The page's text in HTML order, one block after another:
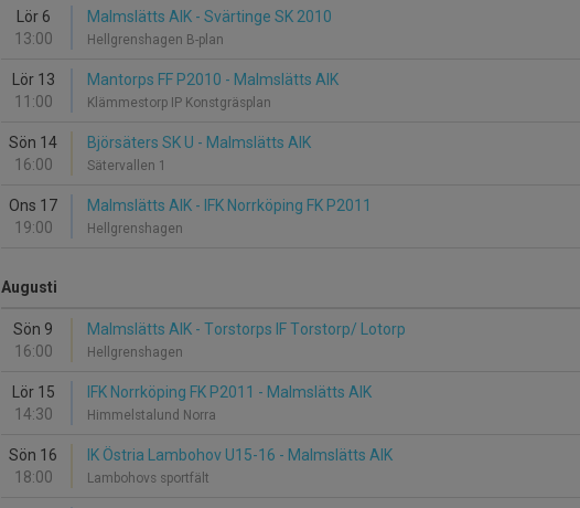
Lör 6
13:00
Malmslätts AIK - Svärtinge SK 2010
Hellgrenshagen B-plan
Lör 13
11:00
Mantorps FF P2010 - Malmslätts AIK
Klämmestorp IP Konstgräsplan
Sön 14
16:00
Björsäters SK U - Malmslätts AIK
Sätervallen 1
Ons 17
19:00
Malmslätts AIK - IFK Norrköping FK P2011
Hellgrenshagen
Augusti
Sön 9
16:00
Malmslätts AIK - Torstorps IF Torstorp/ Lotorp
Hellgrenshagen
Lör 15
14:30
IFK Norrköping FK P2011 - Malmslätts AIK
Himmelstalund Norra
Sön 16
18:00
IK Östria Lambohov U15-16 - Malmslätts AIK
Lambohovs sportfält